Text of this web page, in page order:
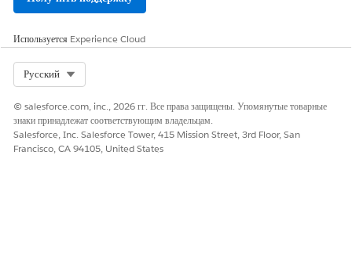
Используется Experience Cloud
Русский
© salesforce.com, inc., 2026 гг. Все права защищены. Упомянутые товарные
знаки принадлежат соответствующим владельцам.
Salesforce, Inc. Salesforce Tower, 415 Mission Street, 3rd Floor, San
Francisco, CA 94105, United States